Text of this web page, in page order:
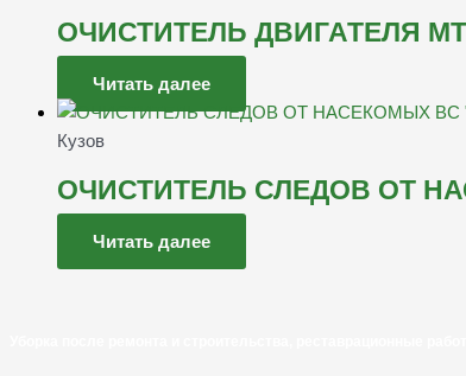
ОЧИСТИТЕЛЬ ДВИГАТЕЛЯ MT
Читать далее
Кузов
ОЧИСТИТЕЛЬ СЛЕДОВ ОТ
Читать далее